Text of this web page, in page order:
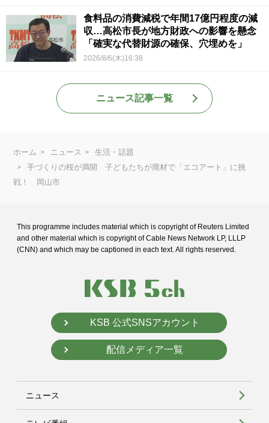
食料品の消費減税で年間17億円程度の減
収…高松市長が地方財政への影響を懸念
「確実な代替財源の確保、穴埋めを」
2026/8/6(木)16:38
ニュース記事一覧
ホーム ニュース
生活・話題
手づくりの桜が満開 子どもたちが廃材で「エコアート」に挑
戦！ 岡山市
This programme includes material which is copyright of Reuters Limited
and other material which is copyright of Cable News Network LP, LLLP
(CNN) and which may be captioned in each text. All rights reserved.
KSB 公式SNSアカウント
配信メディア一覧
ニュース